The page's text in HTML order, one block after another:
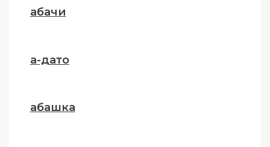
абачи
а-дато
абашка